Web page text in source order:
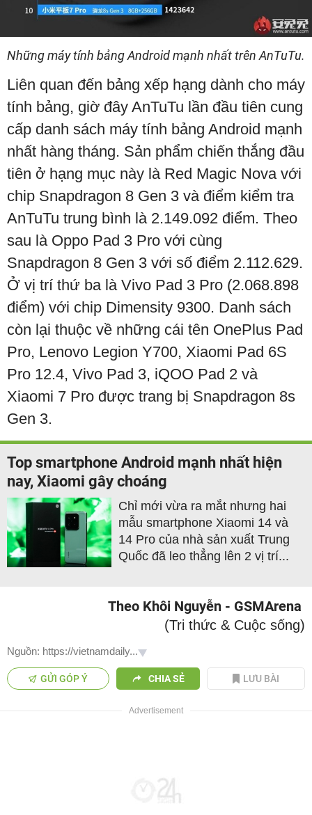
Những máy tính bảng Android mạnh nhất trên AnTuTu.
Liên quan đến bảng xếp hạng dành cho máy
tính bảng, giờ đây AnTuTu lần đầu tiên cung
cấp danh sách máy tính bảng Android mạnh
nhất hàng tháng. Sản phẩm chiến thắng đầu
tiên ở hạng mục này là Red Magic Nova với
chip Snapdragon 8 Gen 3 và điểm kiểm tra
AnTuTu trung bình là 2.149.092 điểm. Theo
sau là Oppo Pad 3 Pro với cùng
Snapdragon 8 Gen 3 với số điểm 2.112.629.
Ở vị trí thứ ba là Vivo Pad 3 Pro (2.068.898
điểm) với chip Dimensity 9300. Danh sách
còn lại thuộc về những cái tên OnePlus Pad
Pro, Lenovo Legion Y700, Xiaomi Pad 6S
Pro 12.4, Vivo Pad 3, iQOO Pad 2 và
Xiaomi 7 Pro được trang bị Snapdragon 8s
Gen 3.
Top smartphone Android mạnh nhất hiện
nay, Xiaomi gây choáng
Chỉ mới vừa ra mắt nhưng hai
mẫu smartphone Xiaomi 14 và
14 Pro của nhà sản xuất Trung
Quốc đã leo thẳng lên 2 vị trí...
Theo Khôi Nguyễn - GSMArena
(Tri thức & Cuộc sống)
Nguồn: https://vietnamdaily...
GỬI GÓP Ý CHIA SẺ LƯU BÀI